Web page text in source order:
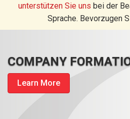
unterstützen Sie uns bei der
Sprache. Bevorzugen
COMPANY
Learn More